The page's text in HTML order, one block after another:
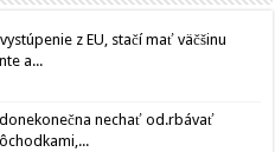
z EU, stačí mať väčšinu
a...
nechať od.rbávať